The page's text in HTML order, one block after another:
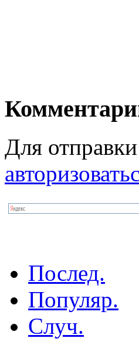
Для
Послед.
Популяр.
Случ.